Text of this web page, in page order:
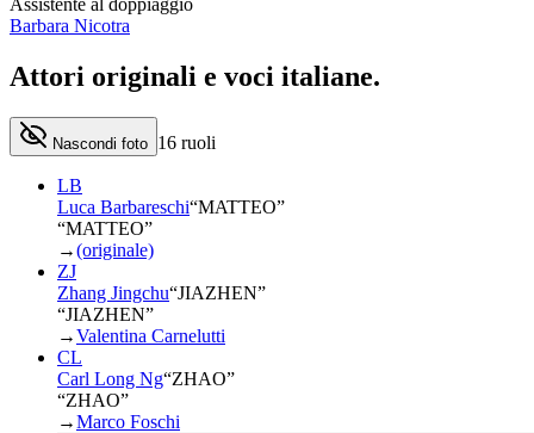
Barbara Nicotra
Attori originali e voci italiane.
Nascondi foto 16 ruoli
LB
Luca Barbareschi“MATTEO”
“MATTEO”
→(originale)
ZJ
Zhang Jingchu“JIAZHEN”
“JIAZHEN”
→Valentina Carnelutti
CL
Carl Long Ng“ZHAO”
“ZHAO”
→Marco Foschi